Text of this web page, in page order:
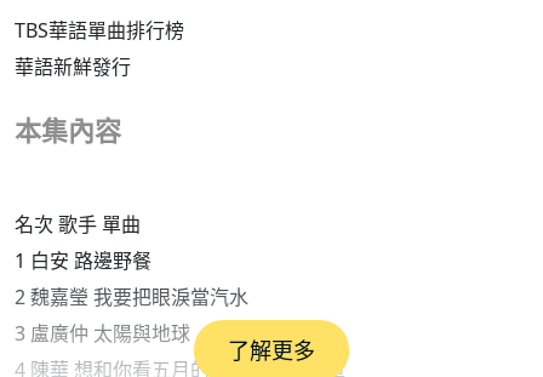
TBS華語單曲排行榜
華語新鮮發行
本集內容
名次 歌手 單曲
1 白安 路邊野餐
2 魏嘉瑩 我要把眼淚當汽水
3 盧廣仲 太陽與地球
4 陳華 想和你看五月的晚霞：夏日續章
了解更多